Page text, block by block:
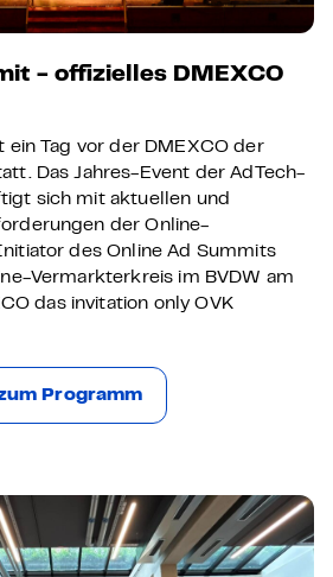
- offizielles DMEXCO
ein Tag vor der DMEXCO der
Das Jahres-Event der AdTech-
sich mit aktuellen und
der Online-
des Online Ad Summits
Vermarkterkreis im BVDW am
das invitation only OVK
Programm